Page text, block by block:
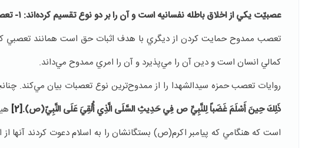
عصبيّت يكي از اخلاق باطله‌ نفسانيه است و آن را بر دو نوع تقسيم كرده‌اند: ۱-
تعصب ممدوح حمايت كردن از ديگري با هدف اثبات حق است همانند تعصبي كه
كمالي انسان است و دين آن را مي‌پذيرد و آن را امري ممدوح مي‌داند.
روايات تعصب حمزه سيدالشهدا را از ممدوح‌ترين نوع تعصبات بيان مي‌كند.
ذَلِكَ حِينَ أَسْلَمَ غَضَباً لِلنَّبِيِّ ص فِي حَدِيثِ السَّلَى الَّذِي أُلْقِيَ عَلَى النَّبِيّ(ص).[2]
است كه هنگامي كه پيامبر اكرم(ص) بستگانشان را به اسلام دعوت كردند